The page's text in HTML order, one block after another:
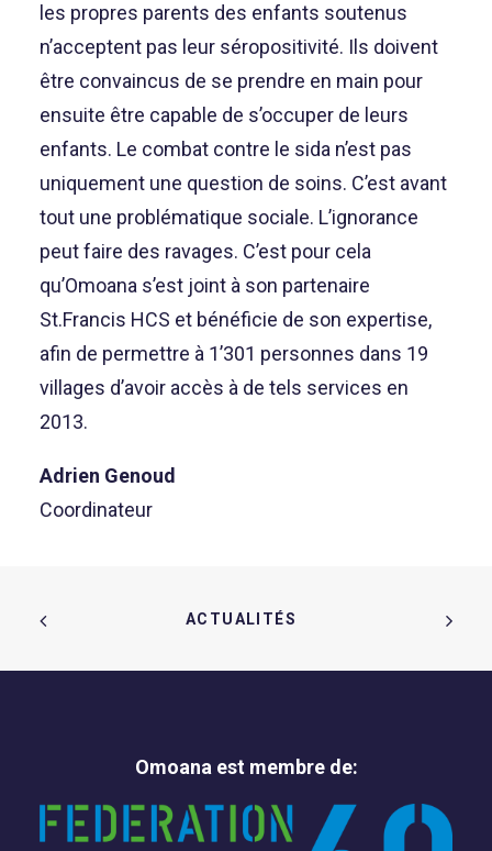
les propres parents des enfants soutenus
n’acceptent pas leur séropositivité. Ils doivent
être convaincus de se prendre en main pour
ensuite être capable de s’occuper de leurs
enfants. Le combat contre le sida n’est pas
uniquement une question de soins. C’est avant
tout une problématique sociale. L’ignorance
peut faire des ravages. C’est pour cela
qu’Omoana s’est joint à son partenaire
St.Francis HCS et bénéficie de son expertise,
afin de permettre à 1’301 personnes dans 19
villages d’avoir accès à de tels services en
2013.
Adrien Genoud
Coordinateur
ACTUALITÉS
Omoana est membre de: